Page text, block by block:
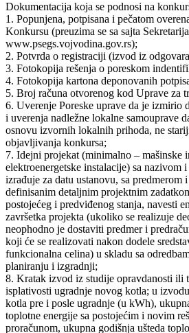
Dokumentacija koja se podnosi na
1. Popunjena, potpisana i pečatom
Konkursu (preuzima se sa sajta
www.psegs.vojvodina.gov.rs);
2. Potvrda o registraciji (izvod iz
3. Fotokopija rešenja o poreskom
4. Fotokopija kartona deponovanih
5. Broj računa otvorenog kod Uprave za
6. Uverenje Poreske uprave da je izmirio
i uverenja nadležne lokalne samouprave
osnovu izvornih lokalnih prihoda, ne
objavljivanja konkursa;
7. Idejni projekat (minimalno – mašinske
elektroenergetske instalacije) sa nazivom
izrađuje za datu ustanovu, sa predmerom
definisanim detaljnim projektnim
postojećeg i predviđenog stanja, navesti
završetka projekta (ukoliko se realizuje
neophodno je dostaviti predmer i
koji će se realizovati nakon dodele
funkcionalna celina) u skladu sa
planiranju i izgradnji;
8. Kratak izvod iz studije opravdanosti ili
isplativosti ugradnje novog kotla; u
kotla pre i posle ugradnje (u kWh),
toplotne energije sa postojećim i novim
proračunom, ukupna godišnja ušteda